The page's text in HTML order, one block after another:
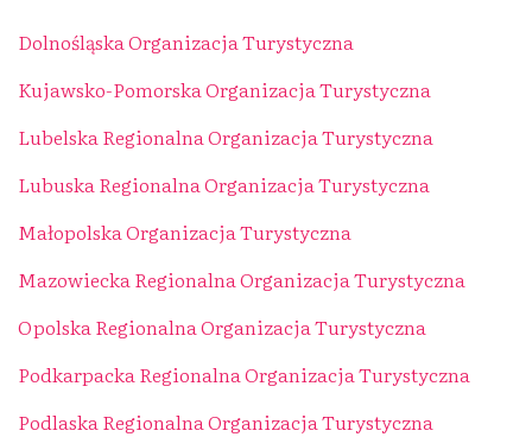
­Dolnośląska Organizacja Turystyczna
Kujawsko-Pomorska Organizacja Turystyczna
Lubelska Regionalna Organizacja Turystyczna
Lubuska Regionalna Organizacja Turystyczna
Małopolska Organizacja Turystyczna
Mazowiecka Regionalna Organizacja Turystyczna
Opolska Regionalna Organizacja Turystyczna
Podkarpacka Regionalna Organizacja Turystyczna
Podlaska Regionalna Organizacja Turystyczna